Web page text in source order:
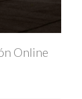
Online